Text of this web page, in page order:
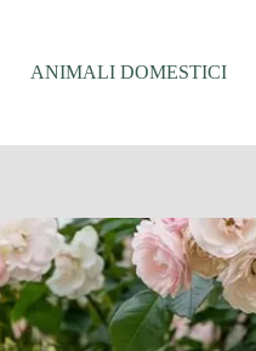
ANIMALI DOMESTICI